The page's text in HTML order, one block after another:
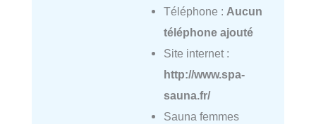
Téléphone : Aucun
téléphone ajouté
Site internet :
http://www.spa-
sauna.fr/
Sauna femmes